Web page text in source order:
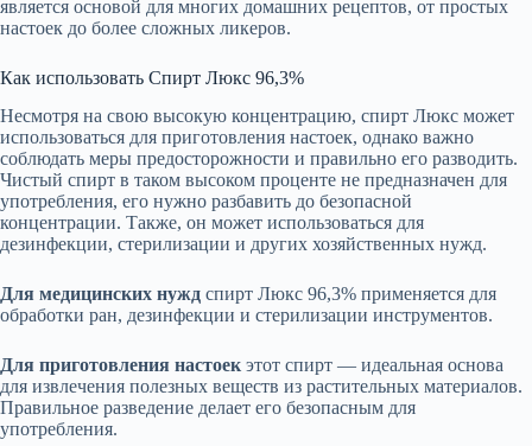
является основой для многих домашних рецептов, от простых
настоек до более сложных ликеров.
Как использовать Спирт Люкс 96,3%
Несмотря на свою высокую концентрацию, спирт Люкс может
использоваться для приготовления настоек, однако важно
соблюдать меры предосторожности и правильно его разводить.
Чистый спирт в таком высоком проценте не предназначен для
употребления, его нужно разбавить до безопасной
концентрации. Также, он может использоваться для
дезинфекции, стерилизации и других хозяйственных нужд.
Для медицинских нужд спирт Люкс 96,3% применяется для
обработки ран, дезинфекции и стерилизации инструментов.
Для приготовления настоек этот спирт — идеальная основа
для извлечения полезных веществ из растительных материалов.
Правильное разведение делает его безопасным для
употребления.